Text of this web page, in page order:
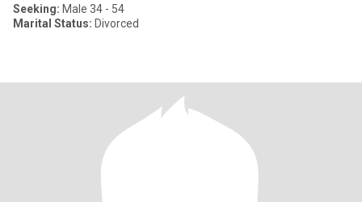
Seeking: Male 34 - 54
Marital Status: Divorced